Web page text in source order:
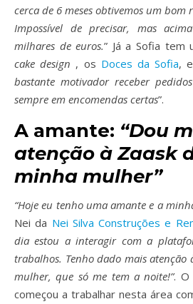
cerca de 6 meses obtivemos um
Impossível de precisar, mas
milhares de euros.” Já a Sofia tem
cake design , os Doces da Sofia,
bastante motivador receber
sempre em encomendas certas”.
A amante: “Dou
atenção à Zaask
minha mulher”
“Hoje eu tenho uma amante e a
Nei da Nei Silva Construções e
dia estou a interagir com a
trabalhos. Tenho dado mais atenção
mulher, que só me tem a noite!”. O
começou a trabalhar nesta área